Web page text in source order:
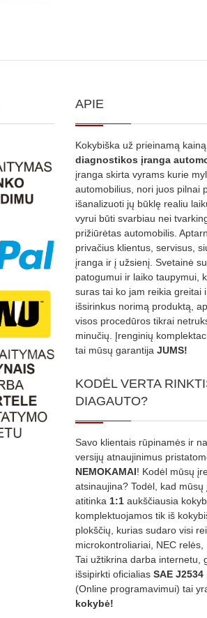
APIE
Kokybiška už prieinamą kainą
diagnostikos įranga
įranga skirta vyrams kurie
automobilius, nori juos pilnai
išanalizuoti jų būklę realiu
vyrui būti svarbiau nei
prižiūrėtas automobilis.
privačius klientus, servisus,
įranga ir į užsienį. Svetainė
patogumui ir laiko taupymui,
suras tai ko jam reikia greitai
išsirinkus norimą produktą,
visos procedūros tikrai
minučių. Įrenginių
tai mūsų garantija JUMS!
KODĖL VERTA
DIAGAUTO?
Savo klientais rūpinamės ir
versijų atnaujinimus
NEMOKAMAI! Kodėl mūsų
atsinaujina? Todėl, kad mūsų
atitinka 1:1 aukščiausia
komplektuojamos tik iš
plokščių, kurias sudaro visi
microkontroliariai, NEC relės,
Tai užtikrina darba internetu,
išsipirkti oficialias SAE J2534
(Online programavimui) tai
kokybė!